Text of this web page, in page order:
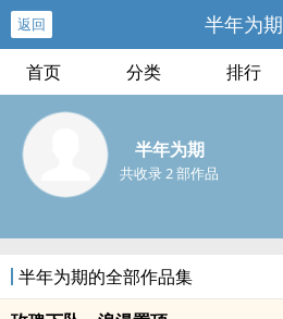
返回 半年为期
首页 分类 排行
半年为期
共收录 2 部作品
半年为期的全部作品集